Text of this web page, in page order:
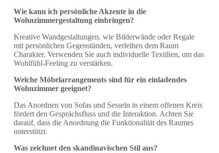
Wie kann ich persönliche Akzente in die
Wohnzimmergestaltung einbringen?
Kreative Wandgestaltungen, wie Bilderwände oder Regale
mit persönlichen Gegenständen, verleihen dem Raum
Charakter. Verwenden Sie auch individuelle Textilien, um das
Wohlfühl-Feeling zu verstärken.
Welche Möbelarrangements sind für ein einladendes
Wohnzimmer geeignet?
Das Anordnen von Sofas und Sesseln in einem offenen Kreis
fördert den Gesprächsfluss und die Interaktion. Achten Sie
darauf, dass die Anordnung die Funktionalität des Raumes
unterstützt.
Was zeichnet den skandinavischen Stil aus?